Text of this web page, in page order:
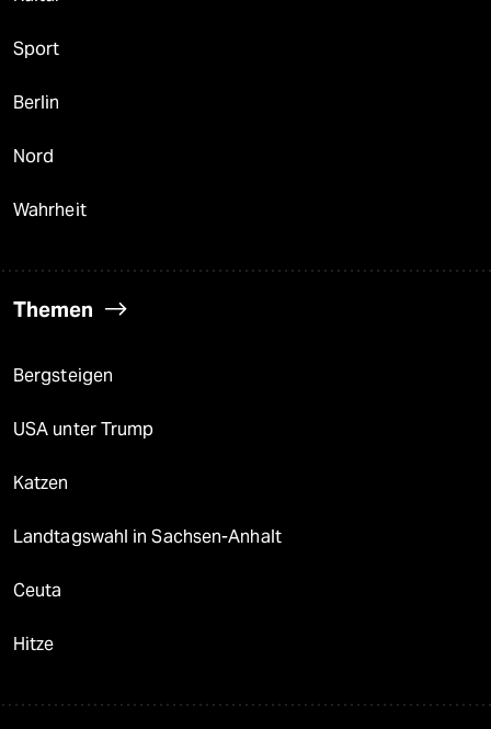
Sport
Berlin
Nord
Wahrheit
Themen
Bergsteigen
USA unter Trump
Katzen
Landtagswahl in Sachsen-Anhalt
Ceuta
Hitze